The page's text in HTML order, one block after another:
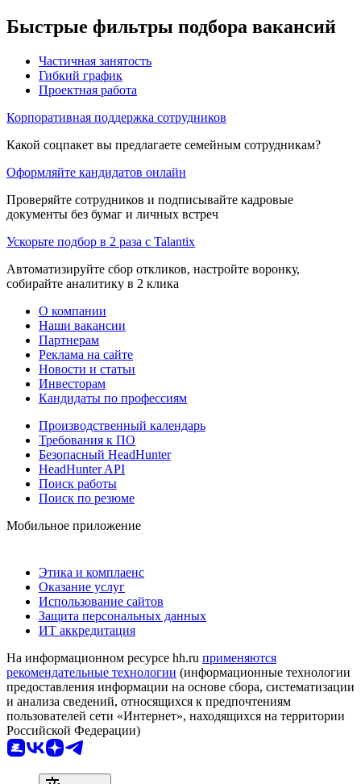
Быстрые фильтры подбора вакансий
Частичная занятость
Гибкий график
Проектная работа
Корпоративная поддержка сотрудников
Какой соцпакет вы предлагаете семейным сотрудникам?
Оформляйте кандидатов онлайн
Проверяйте сотрудников и подписывайте кадровые
документы без бумаг и личных встреч
Ускорьте подбор в 2 раза с Talantix
Автоматизируйте сбор откликов, настройте воронку,
собирайте аналитику в 2 клика
О компании
Наши вакансии
Партнерам
Реклама на сайте
Новости и статьи
Инвесторам
Кандидаты по профессиям
Производственный календарь
Требования к ПО
Безопасный HeadHunter
HeadHunter API
Поиск работы
Поиск по резюме
Мобильное приложение
Этика и комплаенс
Оказание услуг
Использование сайтов
Защита персональных данных
ИТ аккредитация
На информационном ресурсе hh.ru применяются
рекомендательные технологии (информационные технологии
предоставления информации на основе сбора, систематизации
и анализа сведений, относящихся к предпочтениям
пользователей сети «Интернет», находящихся на территории
Российской Федерации)